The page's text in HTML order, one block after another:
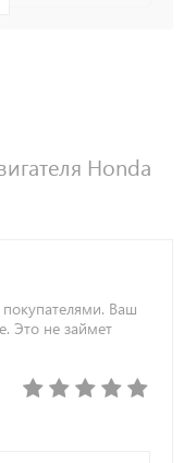
Honda
Ваш
Это не займет